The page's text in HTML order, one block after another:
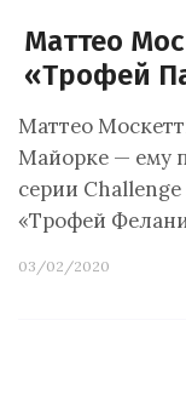
Маттео
«Трофей
Маттео
Майорке — ему
серии
«Трофей
03/02/2020